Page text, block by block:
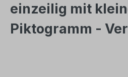
einzeilig mit
Piktogramm -